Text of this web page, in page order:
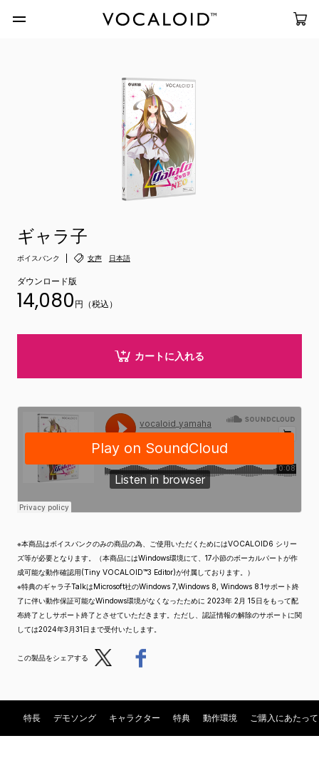
ギャラ子
ボイスバンク 女声 日本語
ダウンロード版
14,080 円（税込）
カートに入れる
※本商品はボイスバンクのみの商品の為、ご使用いただくためにはVOCALOID6 シリー
ズ等が必要となります。（本商品にはWindows環境にて、17小節のボーカルパートが作
成可能な動作確認用(Tiny VOCALOID™3 Editor)が付属しております。）
※特典のギャラ子TalkはMicrosoft社のWindows 7,Windows 8, Windows 8.1サポート終
了に伴い動作保証可能なWindows環境がなくなったために 2023年 2月 15日をもって配
布終了としサポート終了とさせていただきます。ただし、認証情報の解除のサポートに関
しては2024年3月31日まで受付いたします。
この製品をシェアする Post
特長 デモソング キャラクター 特典 動作環境 ご購入にあたって